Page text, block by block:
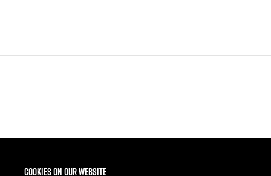
Cookies on our website